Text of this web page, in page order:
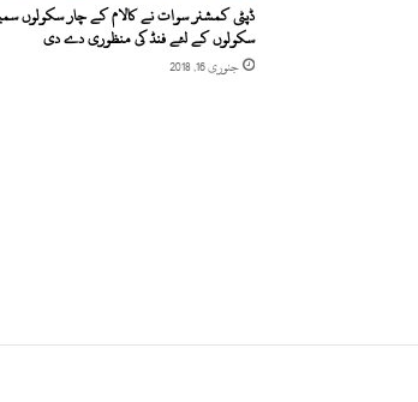
سکولوں کے لئے فنڈ کی منظوری دے دی
جنوری 16, 2018